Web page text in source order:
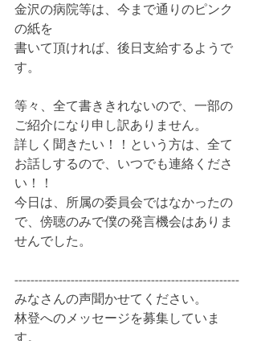
金沢の病院等は、今まで通りのピンク
の紙を
書いて頂ければ、後日支給するようで
す。
等々、全て書ききれないので、一部の
ご紹介になり申し訳ありません。
詳しく聞きたい！！という方は、全て
お話しするので、いつでも連絡くださ
い！！
今日は、所属の委員会ではなかったの
で、傍聴のみで僕の発言機会はありま
せんでした。
--------------------------------------------------------
みなさんの声聞かせてください。
林登へのメッセージを募集していま
す。